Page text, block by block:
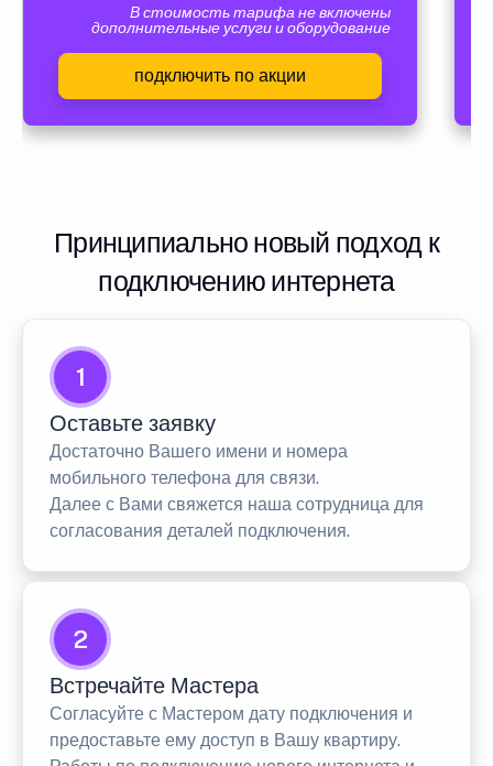
В стоимость тарифа не включены
дополнительные услуги и оборудование
подключить по акции
Принципиально новый подход к
подключению интернета
1
Оставьте заявку
Достаточно Вашего имени и номера
мобильного телефона для связи.
Далее с Вами свяжется наша сотрудница для
согласования деталей подключения.
2
Встречайте Мастера
Согласуйте с Мастером дату подключения и
предоставьте ему доступ в Вашу квартиру.